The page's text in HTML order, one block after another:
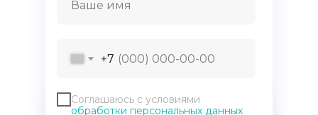
+7
Соглашаюсь с условиями
обработки персональных данных
Причины выбрать нас
к лазерной эпиляции?
методы удаления волос – станок, крем для
депиляции или воск – только усиливают рост